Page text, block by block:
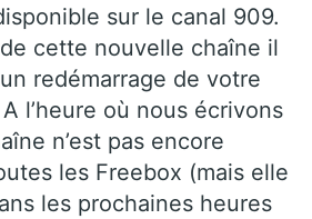
sur le canal 909.
cette nouvelle chaîne il
redémarrage de votre
l’heure où nous écrivons
n’est pas encore
les Freebox (mais elle
les prochaines heures